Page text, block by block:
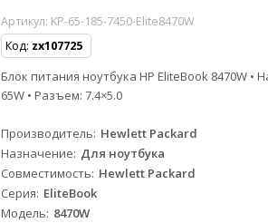
Артикул: KP-65-185-7450-Elite8470W
Код: zx107725
Блок питания ноутбука HP EliteBook 8470W •
65W • Разъем: 7.4×5.0
Производитель Hewlett Packard
Назначение Для ноутбука
Совместимость Hewlett Packard
Серия EliteBook
Модель 8470W